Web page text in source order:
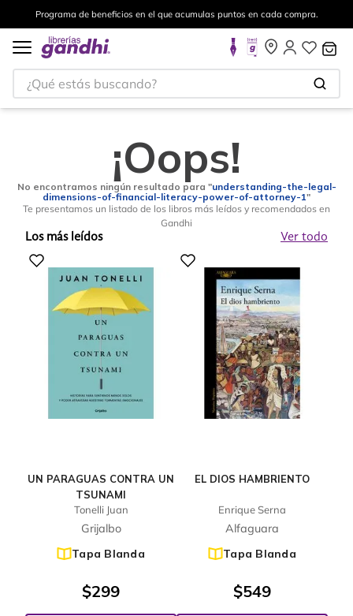
Programa de beneficios en el que acumulas puntos en cada compra.
¿Qué estás buscando?
¡Oops!
No encontramos ningún resultado para "understanding-the-legal-
dimensions-of-financial-literacy-power-of-attorney-1"
Te presentamos un listado de los libros más leídos y recomendados en
Gandhi
Los más leídos Ver todo
UN PARAGUAS CONTRA UN
TSUNAMI
Tonelli Juan
Grijalbo
Tapa Blanda
$299
EL DIOS HAMBRIENTO
Enrique Serna
Alfaguara
Tapa Blanda
$549